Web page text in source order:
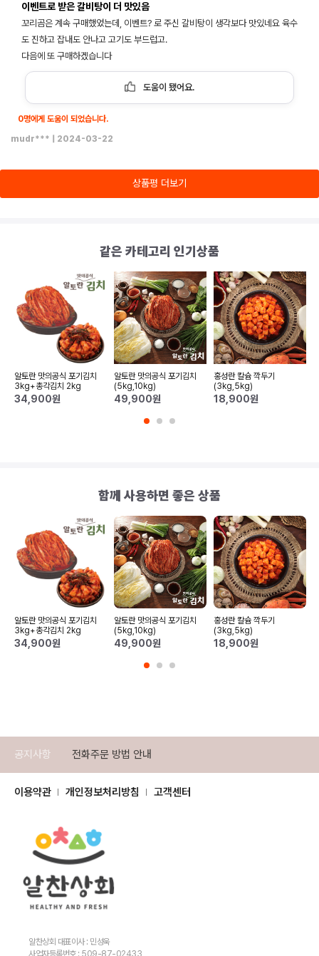
이벤트로 받은 갈비탕이 더 맛있음
꼬리곰은 계속 구매했었는데, 이벤트? 로 주신 갈비탕이 생각보다 맛있네요 육수
도 진하고 잡내도 안나고 고기도 부드럽고.
다음에 또 구매하겠습니다
도움이 됐어요.
0명에게 도움이 되었습니다.
mudr***
2024-03-22
상품평 더보기
같은 카테고리 인기상품
알토란 맛의공식 포기김치
3kg+총각김치 2kg
34,900원
알토란 맛의공식 포기김치
(5kg,10kg)
49,900원
홍성란 칼슘 깍두기
(3kg,5kg)
18,900원
함께 사용하면 좋은 상품
알토란 맛의공식 포기김치
3kg+총각김치 2kg
34,900원
알토란 맛의공식 포기김치
(5kg,10kg)
49,900원
홍성란 칼슘 깍두기
(3kg,5kg)
18,900원
공지사항 전화주문 방법 안내
이용약관 개인정보처리방침 고객센터
알찬상회 대표이사 : 민성욱
사업자등록번호 : 509-87-02433